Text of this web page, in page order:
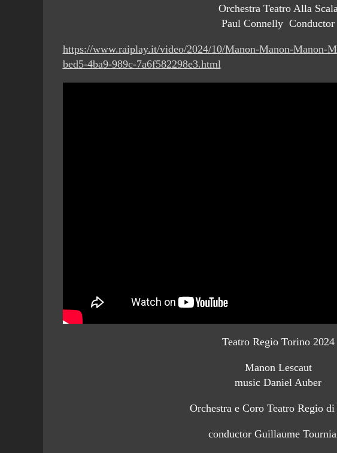
Orchestra Teatro Alla Scala
Paul Connelly Conductor
https://www.raiplay.it/video/2024/10/Manon-Manon-Manon-
bed5-4ba9-989c-7a6f582298e3.html
Teatro Regio Torino 2024
Manon Lescaut
music Daniel Auber
Orchestra e Coro Teatro Regio
conductor Guillaume